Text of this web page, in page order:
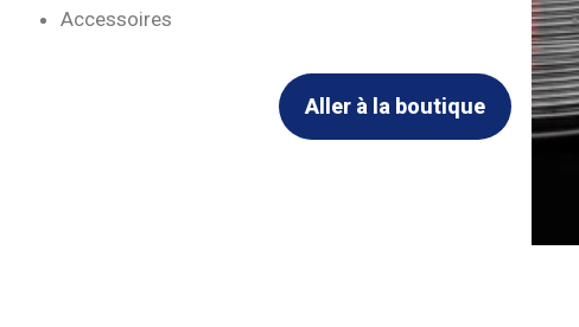
Accessoires
Aller à la boutique